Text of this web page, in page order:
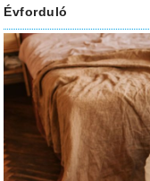
Évforduló